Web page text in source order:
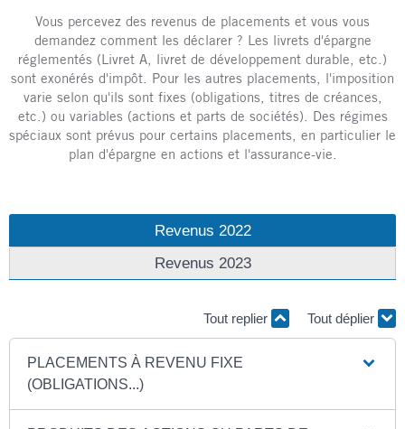
Vous percevez des revenus de placements et vous vous
demandez comment les déclarer ? Les livrets d'épargne
réglementés (Livret A, livret de développement durable, etc.)
sont exonérés d'impôt. Pour les autres placements, l'imposition
varie selon qu'ils sont fixes (obligations, titres de créances,
etc.) ou variables (actions et parts de sociétés). Des régimes
spéciaux sont prévus pour certains placements, en particulier le
plan d'épargne en actions et l'assurance-vie.
Revenus 2022
Revenus 2023
Tout replier Tout déplier
PLACEMENTS À REVENU FIXE
(OBLIGATIONS...)